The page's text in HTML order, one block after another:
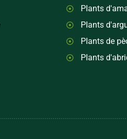
Plants
Plants
Plants de
Plants